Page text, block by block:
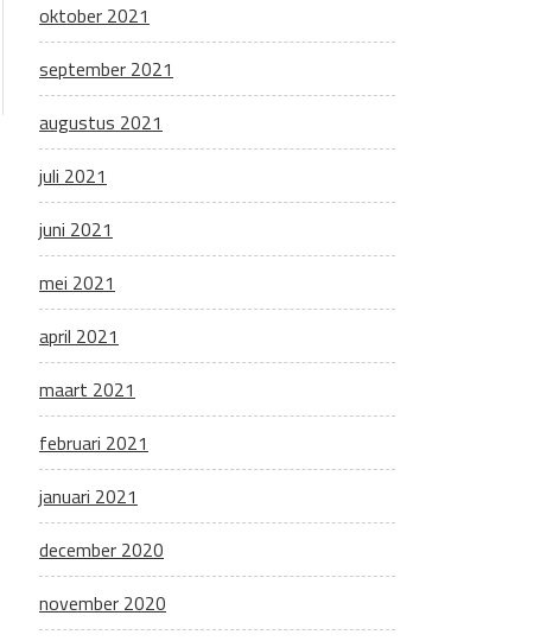
oktober 2021
september 2021
augustus 2021
juli 2021
juni 2021
mei 2021
april 2021
maart 2021
februari 2021
januari 2021
december 2020
november 2020